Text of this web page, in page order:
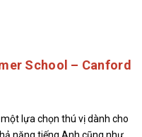
School – Canford
lựa chọn thú vị dành cho